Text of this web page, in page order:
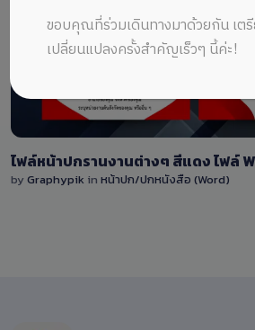
0 Sale
by Graphypik in หน้าปก/ปกหนังสือ (Word)
ขอบคุณที่ร่วมเดินทางมาด้วยกัน เต
เปลี่ยนแปลงครั้งสำคัญเร็วๆ นี้ค่ะ!